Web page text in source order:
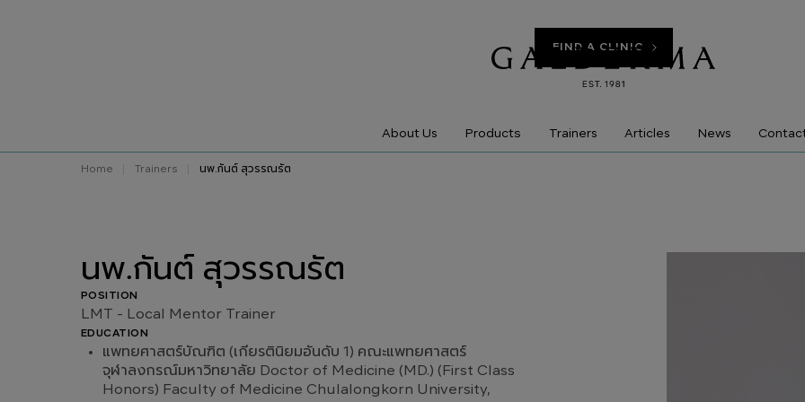
FIND A CLINIC
About Us Products Trainers Articles News
Home Trainers นพ.กันต์ สุวรรณรัต
นพ.กันต์ สุวรรณรัต
POSITION
LMT - Local Mentor Trainer
EDUCATION
แพทยศาสตร์บัณฑิต (เกียรตินิยมอันดับ 1) คณะแพทยศาสตร์
จุฬาลงกรณ์มหาวิทยาลัย Doctor of Medicine (MD.) (First Class
Honors) Faculty of Medicine Chulalongkorn University,